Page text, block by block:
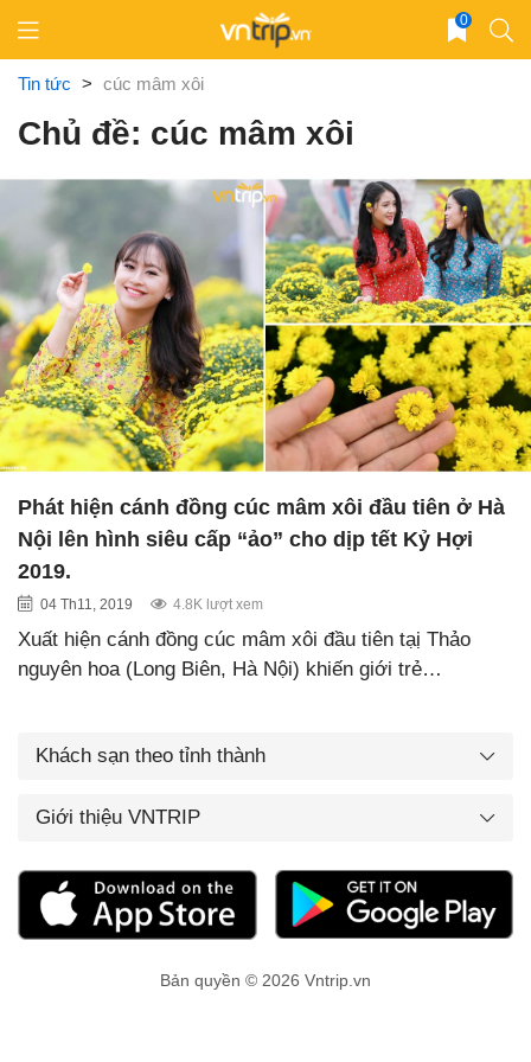
content
0
Tin tức > cúc mâm xôi
Chủ đề: cúc mâm xôi
Phát hiện cánh đồng cúc mâm xôi đầu tiên ở Hà
Nội lên hình siêu cấp “ảo” cho dịp tết Kỷ Hợi
2019.
04 Th11, 2019 4.8K lượt xem
Xuất hiện cánh đồng cúc mâm xôi đầu tiên tạị Thảo
nguyên hoa (Long Biên, Hà Nội) khiến giới trẻ…
Khách sạn theo tỉnh thành
Giới thiệu VNTRIP
Bản quyền © 2026 Vntrip.vn